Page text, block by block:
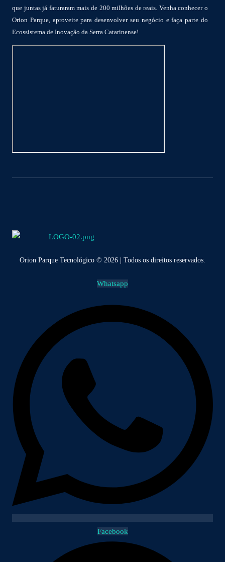
que juntas já faturaram mais de 200 milhões de reais. Venha conhecer o
Orion Parque, aproveite para desenvolver seu negócio e faça parte do
Ecossistema de Inovação da Serra Catarinense!
Orion Parque Tecnológico © 2026 | Todos os direitos reservados.
Whatsapp
Facebook